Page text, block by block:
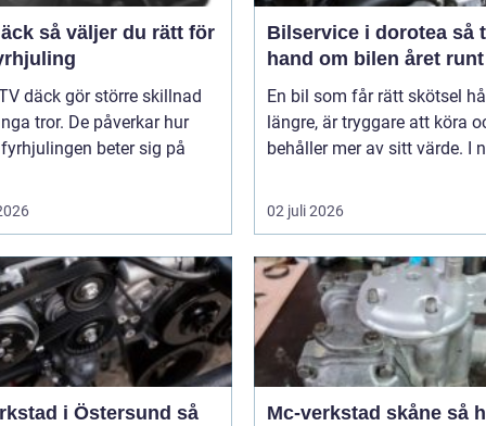
du rätt för
däck gör större skillnad
tror. De påverkar hur
beter sig på
Bilservice i dorotea så tar du
hand om bilen året runt
En bil som får rätt skötsel
längre, är tryggare att köra
behåller mer av sitt värde. I
02 juli 2026
i Östersund så
Mc-verkstad skåne så hittar